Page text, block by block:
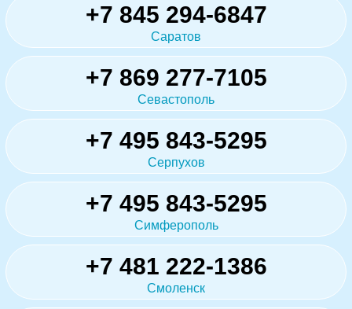
+7 845 294-6847
Саратов
+7 869 277-7105
Севастополь
+7 495 843-5295
Серпухов
+7 495 843-5295
Симферополь
+7 481 222-1386
Смоленск